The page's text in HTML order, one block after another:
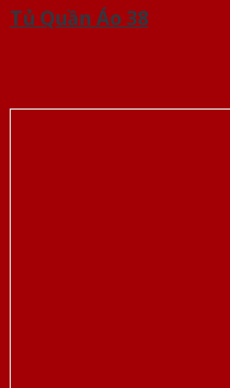
Tủ Quần Áo 38